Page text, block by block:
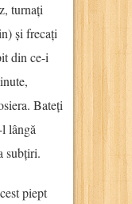
turnați
și frecați
din ce-i
Bateți
lângă
subțiri.
piept